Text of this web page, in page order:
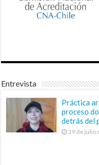
Entrevista
Práctica
proceso
detrás del
29 de julio